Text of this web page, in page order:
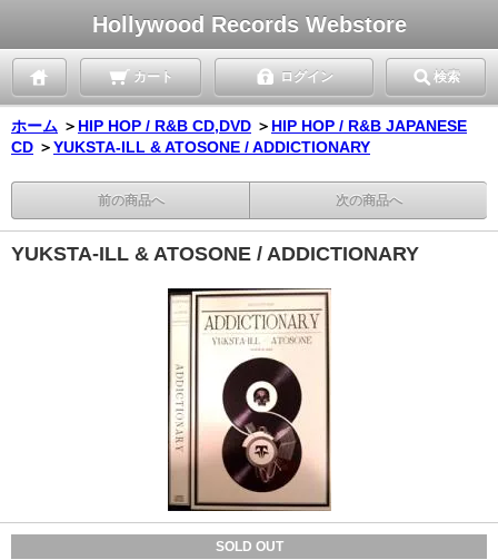
Hollywood Records Webstore
カート ログイン 検索
ホーム ＞ HIP HOP / R&B CD,DVD ＞ HIP HOP / R&B JAPANESE
CD ＞YUKSTA-ILL & ATOSONE / ADDICTIONARY
前の商品へ 次の商品へ
YUKSTA-ILL & ATOSONE / ADDICTIONARY
SOLD OUT